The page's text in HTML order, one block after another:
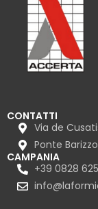
CONTATTI
Via de
Ponte
CAMPANIA
+39 0828